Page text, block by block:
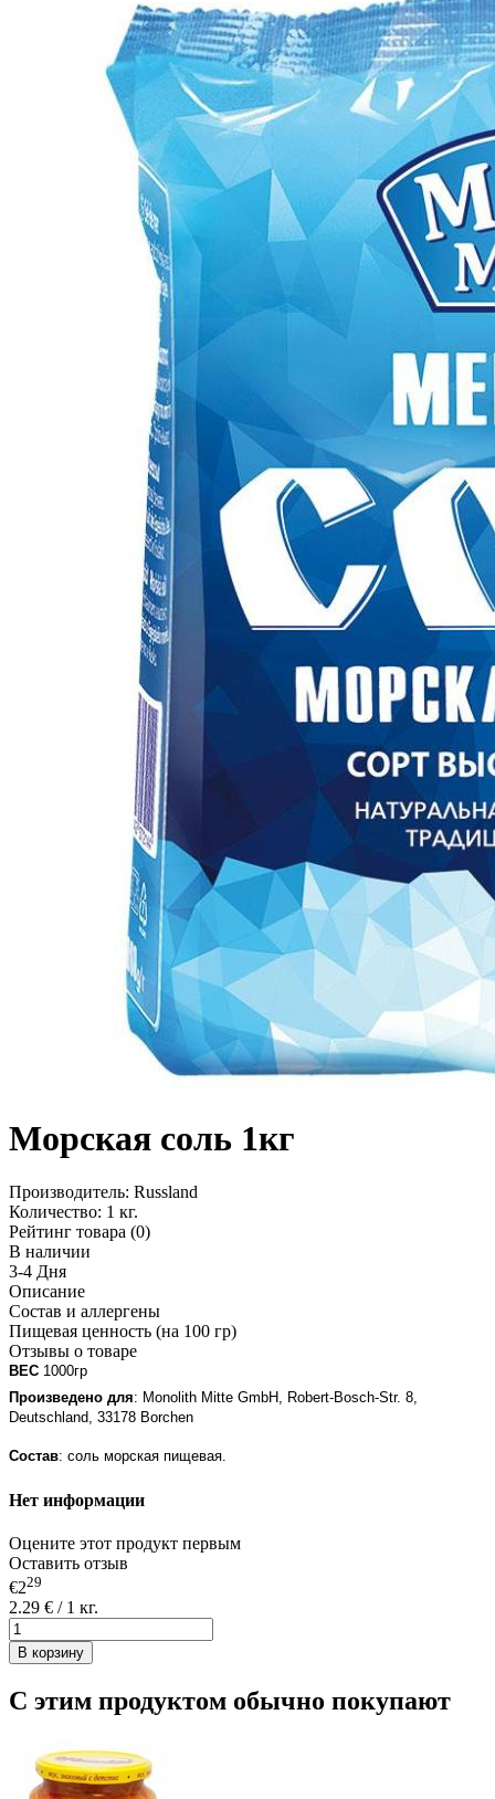
Морская соль 1кг
Производитель: Russland
Количество: 1 кг.
Рейтинг товара (0)
В наличии
3-4 Дня
Описание
Состав и аллергены
Пищевая ценность (на 100 гр)
Отзывы о товаре
ВЕС 1000гр
Произведено для: Monolith Mitte GmbH, Robert-Bosch-Str. 8,
Deutschland, 33178 Borchen
Состав: соль морская пищевая.
Нет информации
Оцените этот продукт первым
Оставить отзыв
€229
2.29 € / 1 кг.
В корзину
С этим продуктом обычно покупают